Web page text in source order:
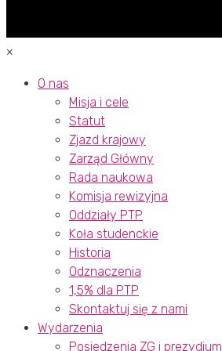
×
O nas
Misja i cele
Statut
Zjazd krajowy
Zarząd Główny
Rada naukowa
Komisja rewizyjna
Oddziały PTP
Koła studenckie
Historia
Odznaczenia
1,5% dla PTP
Skontaktuj się z nami
Wydarzenia
Posiedzenia ZG i prezydium